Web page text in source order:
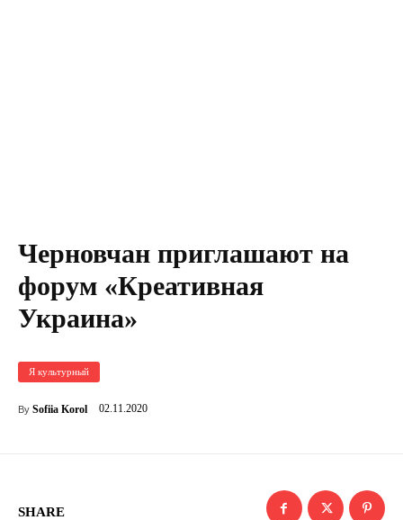
Черновчан приглашают на
форум «Креативная
Украина»
Я культурный
By Sofiia Korol 02.11.2020
SHARE